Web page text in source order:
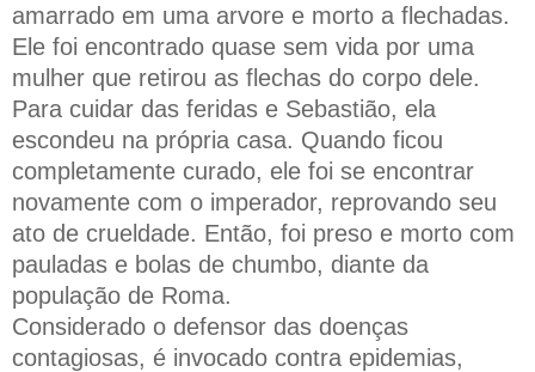
amarrado em uma arvore e morto a flechadas.
Ele foi encontrado quase sem vida por uma
mulher que retirou as flechas do corpo dele.
Para cuidar das feridas e Sebastião, ela
escondeu na própria casa. Quando ficou
completamente curado, ele foi se encontrar
novamente com o imperador, reprovando seu
ato de crueldade. Então, foi preso e morto com
pauladas e bolas de chumbo, diante da
população de Roma.
Considerado o defensor das doenças
contagiosas, é invocado contra epidemias,